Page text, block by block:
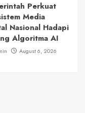
Perkuat
Media
Nasional Hadapi
Algoritma AI
August 6, 2026